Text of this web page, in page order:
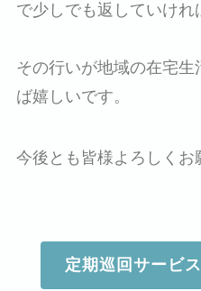
で少しでも返していけれ
その行いが地域の在宅
ば嬉しいです。
今後とも皆様よろしくお
定期巡回サービ